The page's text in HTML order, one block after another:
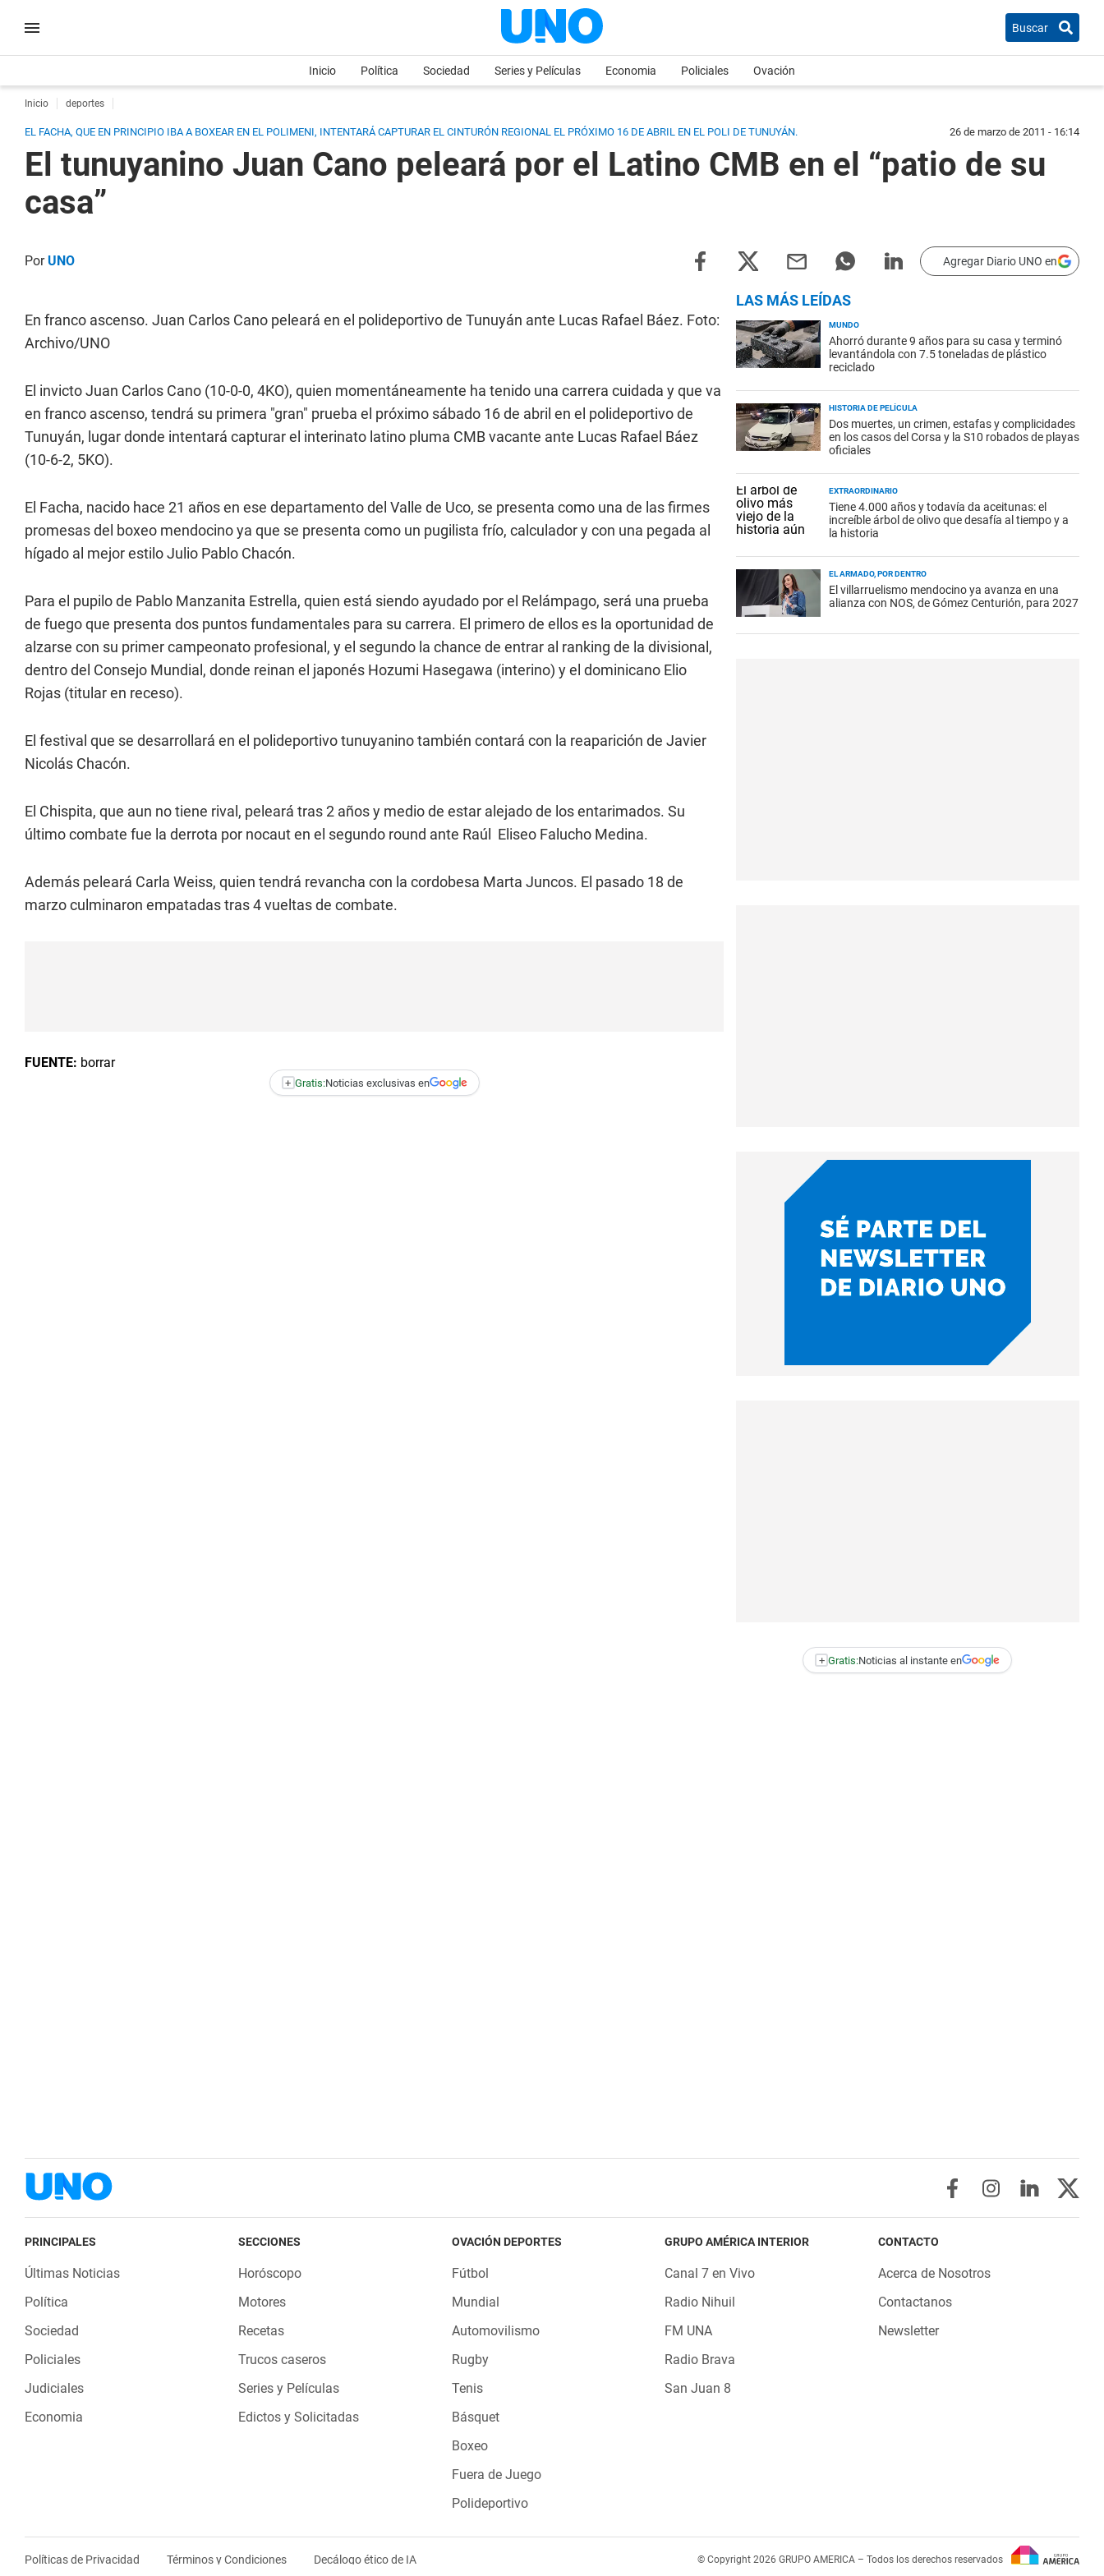
Buscar
Inicio Política Sociedad Series y Películas Economia Policiales Ovación
Inicio deportes
EL FACHA, QUE EN PRINCIPIO IBA A BOXEAR EN EL POLIMENI, INTENTARÁ CAPTURAR EL CINTURÓN REGIONAL EL PRÓXIMO 16 DE ABRIL EN EL POLI DE TUNUYÁN. 26 de marzo de 2011 - 16:14
El tunuyanino Juan Cano peleará por el Latino CMB en el “patio de su
casa”
PorUNO Agregar Diario UNO en
En franco ascenso. Juan Carlos Cano peleará en el polideportivo de Tunuyán ante Lucas Rafael Báez. Foto:
Archivo/UNO
El invicto Juan Carlos Cano (10-0-0, 4KO), quien momentáneamente ha tenido una carrera cuidada y que va
en franco ascenso, tendrá su primera "gran" prueba el próximo sábado 16 de abril en el polideportivo de
Tunuyán, lugar donde intentará capturar el interinato latino pluma CMB vacante ante Lucas Rafael Báez
(10-6-2, 5KO).
El Facha, nacido hace 21 años en ese departamento del Valle de Uco, se presenta como una de las firmes
promesas del boxeo mendocino ya que se presenta como un pugilista frío, calculador y con una pegada al
hígado al mejor estilo Julio Pablo Chacón.
Para el pupilo de Pablo Manzanita Estrella, quien está siendo ayudado por el Relámpago, será una prueba
de fuego que presenta dos puntos fundamentales para su carrera. El primero de ellos es la oportunidad de
alzarse con su primer campeonato profesional, y el segundo la chance de entrar al ranking de la divisional,
dentro del Consejo Mundial, donde reinan el japonés Hozumi Hasegawa (interino) y el dominicano Elio
Rojas (titular en receso).
El festival que se desarrollará en el polideportivo tunuyanino también contará con la reaparición de Javier
Nicolás Chacón.
El Chispita, que aun no tiene rival, peleará tras 2 años y medio de estar alejado de los entarimados. Su
último combate fue la derrota por nocaut en el segundo round ante Raúl Eliseo Falucho Medina.
Además peleará Carla Weiss, quien tendrá revancha con la cordobesa Marta Juncos. El pasado 18 de
marzo culminaron empatadas tras 4 vueltas de combate.
FUENTE: borrar
+ Gratis:Noticias exclusivas en
LAS MÁS LEÍDAS
MUNDO
Ahorró durante 9 años para su casa y terminó
levantándola con 7.5 toneladas de plástico
reciclado
HISTORIA DE PELÍCULA
Dos muertes, un crimen, estafas y complicidades
en los casos del Corsa y la S10 robados de playas
oficiales
EXTRAORDINARIO
Tiene 4.000 años y todavía da aceitunas: el
increíble árbol de olivo que desafía al tiempo y a
la historia
EL ARMADO, POR DENTRO
El villarruelismo mendocino ya avanza en una
alianza con NOS, de Gómez Centurión, para 2027
+ Gratis:Noticias al instante en
PRINCIPALES
Últimas Noticias
Política
Sociedad
Policiales
Judiciales
Economia
SECCIONES
Horóscopo
Motores
Recetas
Trucos caseros
Series y Películas
Edictos y Solicitadas
OVACIÓN DEPORTES
Fútbol
Mundial
Automovilismo
Rugby
Tenis
Básquet
Boxeo
Fuera de Juego
Polideportivo
GRUPO AMÉRICA INTERIOR
Canal 7 en Vivo
Radio Nihuil
FM UNA
Radio Brava
San Juan 8
CONTACTO
Acerca de Nosotros
Contactanos
Newsletter
Políticas de Privacidad Términos y Condiciones Decálogo ético de IA © Copyright 2026 GRUPO AMERICA – Todos los derechos reservados